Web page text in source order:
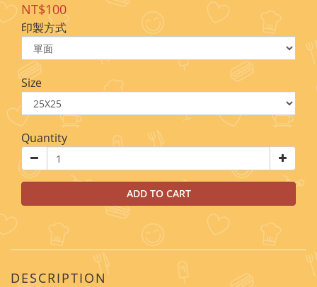
NT$100
印製方式
Size
Quantity
ADD TO CART
DESCRIPTION